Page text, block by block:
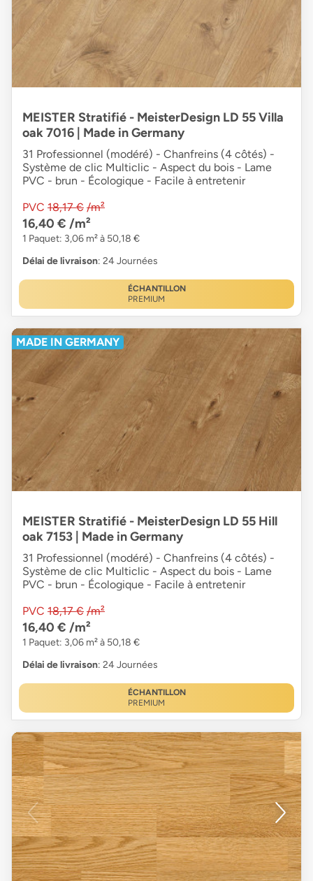
MEISTER Stratifié - MeisterDesign LD 55 Villa
oak 7016 | Made in Germany
31 Professionnel (modéré) - Chanfreins (4 côtés) -
Système de clic Multiclic - Aspect du bois - Lame
PVC - brun - Écologique - Facile à entretenir
PVC 18,17 € /m²
16,40 € /m²
1 Paquet: 3,06 m² à 50,18 €
Délai de livraison: 24 Journées
ÉCHANTILLON
PREMIUM
MADE IN GERMANY
MEISTER Stratifié - MeisterDesign LD 55 Hill
oak 7153 | Made in Germany
31 Professionnel (modéré) - Chanfreins (4 côtés) -
Système de clic Multiclic - Aspect du bois - Lame
PVC - brun - Écologique - Facile à entretenir
PVC 18,17 € /m²
16,40 € /m²
1 Paquet: 3,06 m² à 50,18 €
Délai de livraison: 24 Journées
ÉCHANTILLON
PREMIUM